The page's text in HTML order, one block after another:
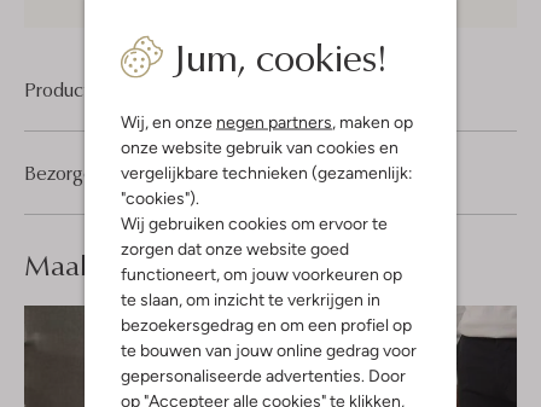
Jum, cookies!
Wij, en onze negen partners, maken op
onze website gebruik van cookies en
vergelijkbare technieken (gezamenlijk:
"cookies").
Wij gebruiken cookies om ervoor te
zorgen dat onze website goed
functioneert, om jouw voorkeuren op
te slaan, om inzicht te verkrijgen in
bezoekersgedrag en om een profiel op
te bouwen van jouw online gedrag voor
gepersonaliseerde advertenties. Door
op "Accepteer alle cookies" te klikken,
Product informatie
Bezorgen & retourneren
Maak jelook compleet